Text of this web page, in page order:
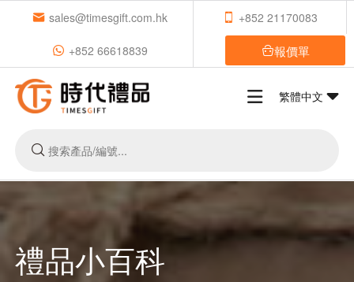
sales@timesgift.com.hk +852 21170083
+852 66618839 報價單
繁體中文
禮品小百科